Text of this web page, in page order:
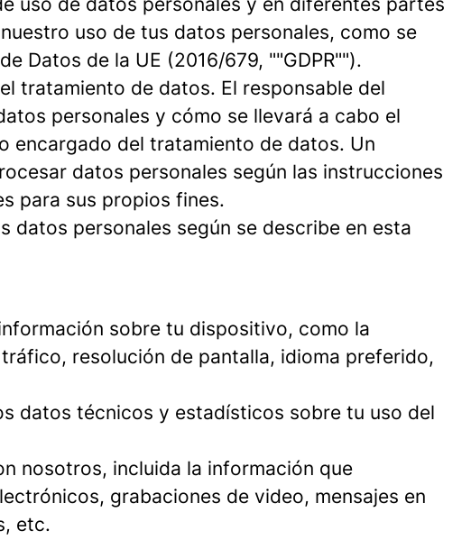
uso de tus datos personales, como se
Datos de la UE (2016/679, ""GDPR"").
tratamiento de datos. El responsable del
personales y cómo se llevará a cabo el
encargado del tratamiento de datos. Un
datos personales según las instrucciones
para sus propios fines.
personales según se describe en esta
sobre tu dispositivo, como la
resolución de pantalla, idioma preferido,
datos técnicos y estadísticos sobre tu uso del
nosotros, incluida la información que
grabaciones de video, mensajes en
etc.